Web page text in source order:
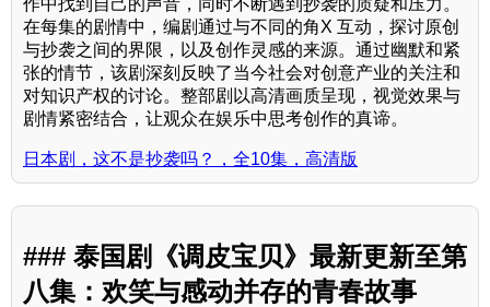
在每集的剧情中，编剧通过与不同的角X 互动，探讨原创
与抄袭之间的界限，以及创作灵感的来源。通过幽默和紧
张的情节，该剧深刻反映了当今社会对创意产业的关注和
对知识产权的讨论。整部剧以高清画质呈现，视觉效果与
剧情紧密结合，让观众在娱乐中思考创作的真谛。
日本剧，这不是抄袭吗？，全10集，高清版
### 泰国剧《调皮宝贝》最新更新至第
八集：欢笑与感动并存的青春故事